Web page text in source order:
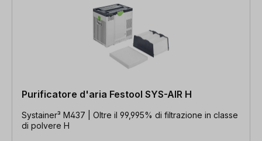
Purificatore d'aria Festool SYS-AIR H
Systainer³ M437 | Oltre il 99,995% di filtrazione in classe
di polvere H